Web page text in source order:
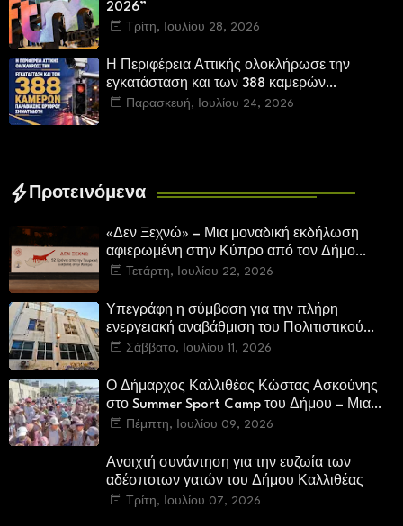
2026”
Τρίτη, Ιουλίου 28, 2026
Η Περιφέρεια Αττικής ολοκλήρωσε την
εγκατάσταση και των 388 καμερών
παραβίασης ερυθρού σηματοδότη
Παρασκευή, Ιουλίου 24, 2026
Προτεινόμενα
«Δεν Ξεχνώ» – Μια μοναδική εκδήλωση
αφιερωμένη στην Κύπρο από τον Δήμο
Καλλιθέας
Τετάρτη, Ιουλίου 22, 2026
Υπεγράφη η σύμβαση για την πλήρη
ενεργειακή αναβάθμιση του Πολιτιστικού
Κέντρου «Μελίνα Μερκούρη»
Σάββατο, Ιουλίου 11, 2026
Ο Δήμαρχος Καλλιθέας Κώστας Ασκούνης
στο Summer Sport Camp του Δήμου – Μια
επίσκεψη γεμάτη χαμόγελα, ενθουσιασμό και
Πέμπτη, Ιουλίου 09, 2026
Ανοιχτή συνάντηση για την ευζωία των
αδέσποτων γατών του Δήμου Καλλιθέας
Τρίτη, Ιουλίου 07, 2026